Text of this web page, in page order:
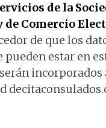
de la
Comercio
de que los
pueden estar en
incorporados